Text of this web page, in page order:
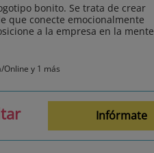
bonito. Se trata de crear
que conecte emocionalmente
a la empresa en la mente
Online y 1 más
Infórmate